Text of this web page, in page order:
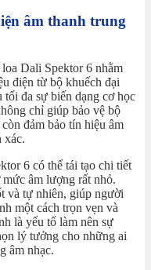
âm thanh trung
Dali Spektor 6 nhằm
điện từ bộ khuếch đại
tối đa sự biến dạng cơ học
chỉ giúp bảo vệ bộ
đảm bảo tín hiệu âm
xác.
6 có thể tái tạo chi tiết
âm lượng rất nhỏ.
và tự nhiên, giúp người
một cách trọn vẹn và
là yếu tố làm nên sự
lý tưởng cho những ai
âm nhạc.